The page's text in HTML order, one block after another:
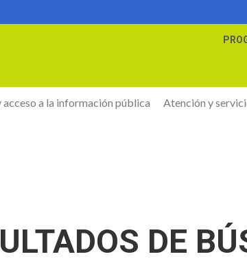
acceso a la información pública Atención y
DE